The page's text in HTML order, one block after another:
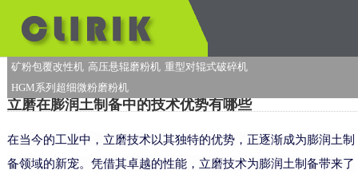
矿粉包覆改性机 高压悬辊磨粉机 重型对辊式破碎机
HGM系列超细微粉磨粉机
立磨在膨润土制备中的技术优势有哪些
在当今的工业中，立磨技术以其独特的优势，正逐渐成为膨润土制
备领域的新宠。凭借其卓越的性能，立磨技术为膨润土制备带来了